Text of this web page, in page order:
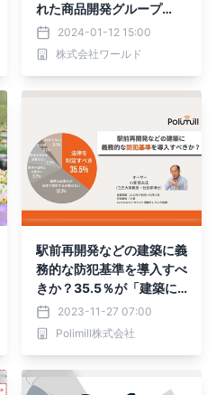
れた商品開発グループ
『ピンク ラテ トレンド
部』を発足！
2024-01-12 15:00
株式会社ワールド
駅前再開発などの建築に義
務的な防犯基準を導入すべ
きか？35.5％が「建築に
防犯への配慮を義務付ける
法律を制定すべき」と回
答。「長期的な視点で地域
などのコメントが寄せられ
2023-11-27 07:00
Polimill株式会社